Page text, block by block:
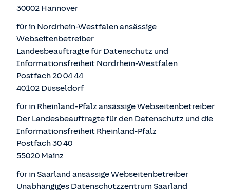
30002 Hannover
für in Nordrhein-Westfalen ansässige
Webseitenbetreiber
Landesbeauftragte für Datenschutz und
Informationsfreiheit Nordrhein-Westfalen
Postfach 20 04 44
40102 Düsseldorf
für in Rheinland-Pfalz ansässige Webseitenbetreiber
Der Landesbeauftragte für den Datenschutz und die
Informationsfreiheit Rheinland-Pfalz
Postfach 30 40
55020 Mainz
für in Saarland ansässige Webseitenbetreiber
Unabhängiges Datenschutzzentrum Saarland